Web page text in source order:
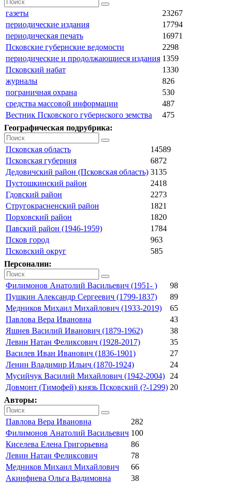
газеты
23267
периодические издания
17794
периодическая печать
16971
Псковские губернские ведомости
2298
периодические и продолжающиеся издания 1359
Псковский набат
1330
журналы
826
пограничная охрана
530
средства массовой информации
487
Вестник Псковского губернского земства
475
Географическая подрубрика:
Псковская область
14589
Псковская губерния
6872
Дедовичский район (Псковская область) 3135
Пустошкинский район
2418
Гдовский район
2273
Стругокрасненский район
1821
Порховский район
1820
Павский район (1946-1959)
1784
Псков город
963
Псковский округ
585
Персоналии:
Филимонов Анатолий Васильевич (1951- )
98
Пушкин Александр Сергеевич (1799-1837)
89
Медников Михаил Михайлович (1933-2019)
65
Павлова Вера Ивановна
43
Яшнев Василий Иванович (1879-1962)
38
Левин Натан Феликсович (1928-2017)
35
Василев Иван Иванович (1836-1901)
27
Ленин Владимир Ильич (1870-1924)
24
Мусийчук Василий Михайлович (1942-2004)
24
Довмонт (Тимофей) князь Псковский (?-1299) 20
Авторы:
Павлова Вера Ивановна
282
Филимонов Анатолий Васильевич 100
Киселева Елена Григорьевна
86
Левин Натан Феликсович
78
Медников Михаил Михайлович
66
Акинфиева Ольга Вадимовна
38